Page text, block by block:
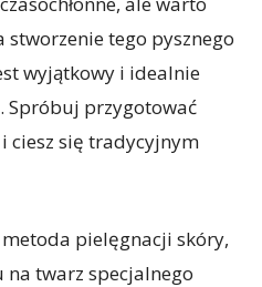
stworzenie tego pysznego
wyjątkowy i idealnie
Spróbuj przygotować
ciesz się tradycyjnym
pielęgnacji skóry,
na twarz specjalnego